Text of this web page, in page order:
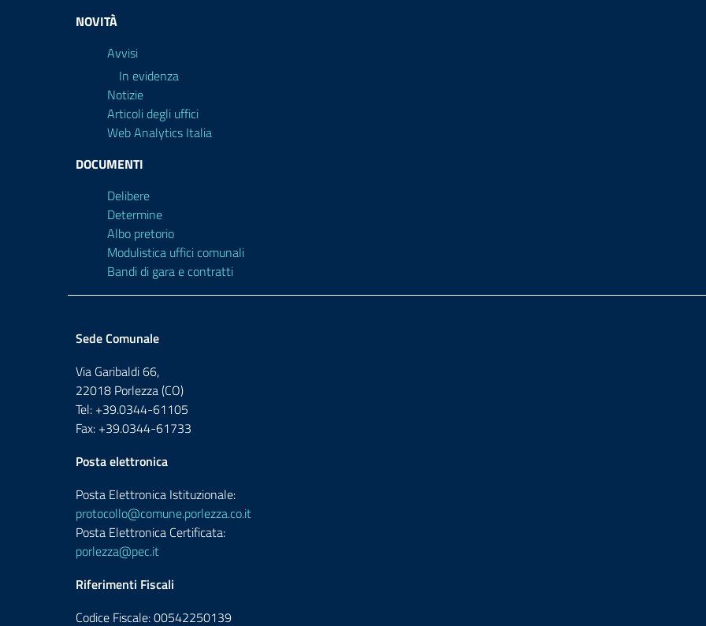
NOVITÀ
Avvisi
In evidenza
Notizie
Articoli degli uffici
Web Analytics Italia
DOCUMENTI
Delibere
Determine
Albo pretorio
Modulistica uffici comunali
Bandi di gara e contratti
Sede Comunale
Via Garibaldi 66,
22018 Porlezza (CO)
Tel: +39.0344-61105
Fax: +39.0344-61733
Posta elettronica
Posta Elettronica Istituzionale:
protocollo@comune.porlezza.co.it
Posta Elettronica Certificata:
porlezza@pec.it
Riferimenti Fiscali
Codice Fiscale: 00542250139